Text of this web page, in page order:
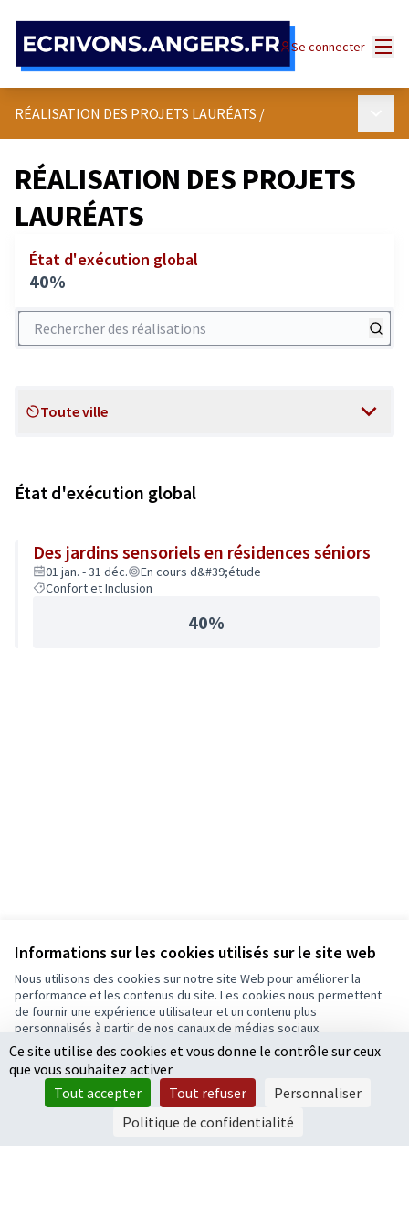
Informations sur les cookies utilisés sur le site web
Nous utilisons des cookies sur notre site Web pour améliorer la
performance et les contenus du site. Les cookies nous permettent
de fournir une expérience utilisateur et un contenu plus
personnalisés à partir de nos canaux de médias sociaux.
Tout accepter
Accepter seulement les cookies essentiels
Paramètres
Se connecter
RÉALISATION DES PROJETS LAURÉATS /
RÉALISATION DES PROJETS
LAURÉATS
État d'exécution global
40%
Rechercher des réalisations
Scope
Toute ville
État d'exécution global
Des jardins sensoriels en résidences séniors
01 jan. - 31 déc.
En cours d&#39;étude
Confort et Inclusion
40%
Ce site utilise des cookies et vous donne le contrôle sur ceux
que vous souhaitez activer
Tout accepter
Tout refuser
Personnaliser
Politique de confidentialité